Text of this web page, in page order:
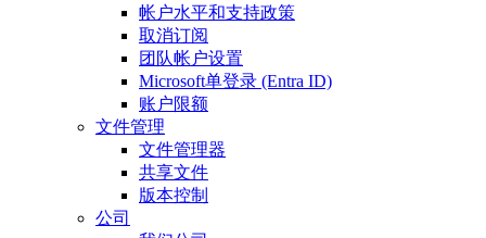
帐户水平和支持政策
取消订阅
团队帐户设置
Microsoft单登录 (Entra ID)
账户限额
文件管理
文件管理器
共享文件
版本控制
公司